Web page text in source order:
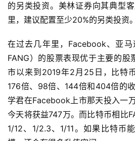
的另类投资。美林证券向其典型
里，建议配置至少20%的另类投资。
在过去几年里，Facebook、亚
FANG）的股票表现优于主要的
市以来到2019年2月25日，比特
176倍、98倍、144倍和404倍的
学君在Facebook上市那天投入一
今天将获益747万。而比特币相比
1/12、1/2.3、1/11。如果比特币